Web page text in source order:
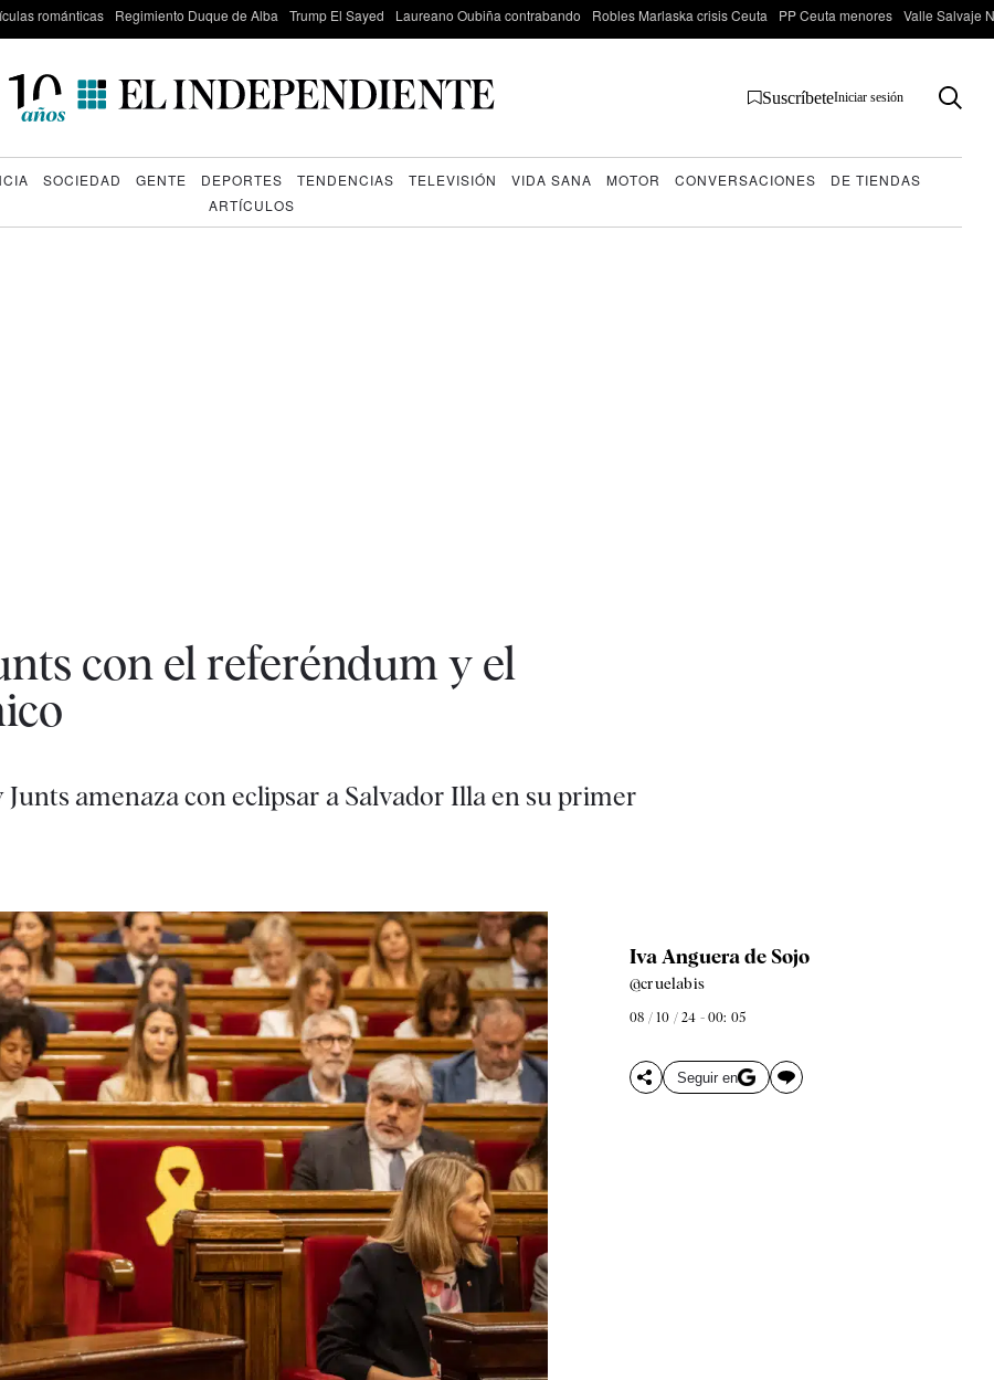
románticas Regimiento Duque de Alba Trump El Sayed Laureano Oubiña contrabando Robles Marlaska crisis Ceuta PP Ceuta menores Valle Salvaje
SuscríbeteIniciar sesión
SOCIEDAD GENTE DEPORTES TENDENCIAS TELEVISIÓN VIDA SANA MOTOR CONVERSACIONES
DE TIENDAS
ARTÍCULOS
con el referéndum y el
amenaza con eclipsar a Salvador Illa en su primer
Iva Anguera de Sojo
@cruelabis
08 / 10 / 24 - 00: 05
Seguir en